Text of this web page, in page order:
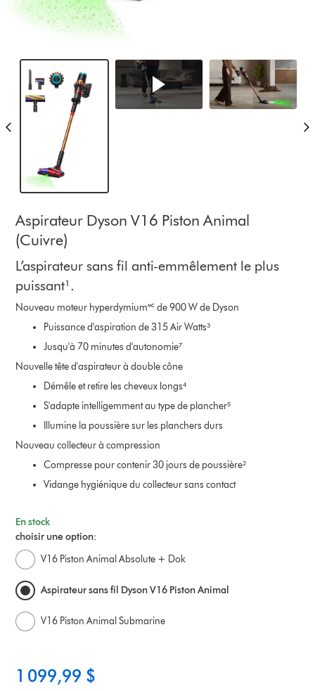
Aspirateur Dyson V16 Piston Animal
(Cuivre)
L’aspirateur sans fil anti-emmêlement le plus
puissant¹.
Nouveau moteur hyperdymium🅪 de 900 W de Dyson
Puissance d'aspiration de 315 Air Watts³
Jusqu'à 70 minutes d'autonomie⁷
Nouvelle tête d'aspirateur à double cône
Démêle et retire les cheveux longs⁴
S'adapte intelligemment au type de plancher⁵
Illumine la poussière sur les planchers durs
Nouveau collecteur à compression
Compresse pour contenir 30 jours de poussière²
Vidange hygiénique du collecteur sans contact
En stock
choisir une option:
V16 Piston Animal Absolute + Dok
Aspirateur sans fil Dyson V16 Piston Animal
V16 Piston Animal Submarine
1 099,99 $